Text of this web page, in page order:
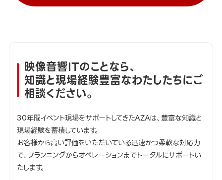
映像音響ITのことなら、
知識と現場経験豊富なわたしたちにご
相談ください。
30年間イベント現場をサポートしてきたAZAは、豊富な知識と
現場経験を蓄積しています。
お客様から高い評価をいただいている迅速かつ柔軟な対応力
で、プランニングからオペレーションまでトータルにサポートい
たします。